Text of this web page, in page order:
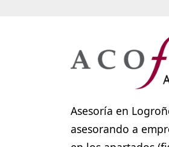
Asesoría en
asesorando a